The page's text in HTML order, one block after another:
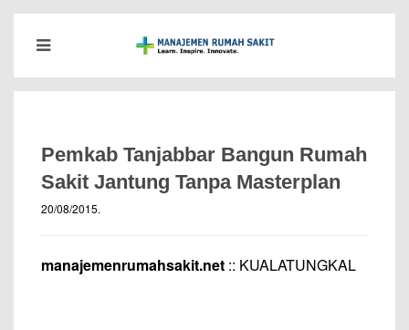
Pemkab Tanjabbar Bangun Rumah
Sakit Jantung Tanpa Masterplan
20/08/2015.
manajemenrumahsakit.net :: KUALATUNGKAL